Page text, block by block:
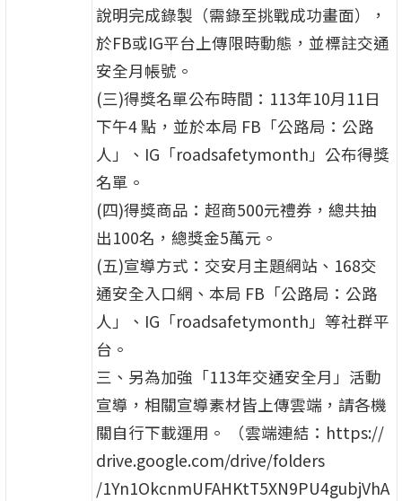
說明完成錄製（需錄至挑戰成功畫面），
於FB或IG平台上傳限時動態，並標註交通
安全月帳號。
(三)得獎名單公布時間：113年10月11日
下午4 點，並於本局 FB「公路局：公路
人」、IG「roadsafetymonth」公布得獎
名單。
(四)得獎商品：超商500元禮券，總共抽
出100名，總獎金5萬元。
(五)宣導方式：交安月主題網站、168交
通安全入口網、本局 FB「公路局：公路
人」、IG「roadsafetymonth」等社群平
台。
三、另為加強「113年交通安全月」活動
宣導，相關宣導素材皆上傳雲端，請各機
關自行下載運用。 （雲端連結：https://
drive.google.com/drive/folders
/1Yn1OkcnmUFAHKtT5XN9PU4gubjVhA